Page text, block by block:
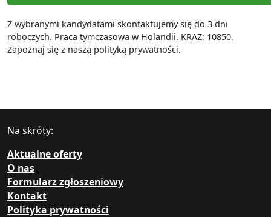
Z wybranymi kandydatami skontaktujemy się do 3 dni
roboczych. Praca tymczasowa w Holandii. KRAZ: 10850.
Zapoznaj się z naszą polityką prywatności.
Na skróty:
Aktualne oferty
O nas
Formularz zgłoszeniowy
Kontakt
Polityka prywatności